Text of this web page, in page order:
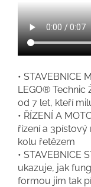
• STAVEBNICE
LEGO® Technic
od 7 let, kteří
• ŘÍZENÍ A
řízení a
kolu řetězem
• STAVEBNICE
ukazuje, jak
formou jim tak